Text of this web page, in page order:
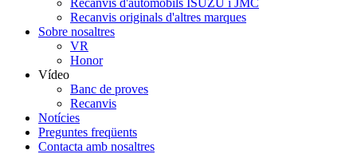
Recanvis d'automòbils ISUZU i JMC
Recanvis originals d'altres marques
Sobre nosaltres
VR
Honor
Vídeo
Banc de proves
Recanvis
Notícies
Preguntes freqüents
Contacta amb nosaltres